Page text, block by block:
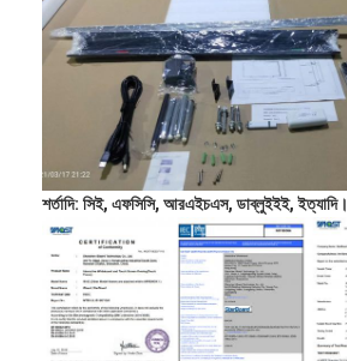
শর্তাদি: সিই, এফসিসি, আরএইচএস, ডাব্লুইইই, ইত্যাদি।